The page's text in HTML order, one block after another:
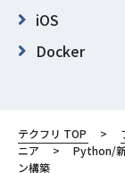
iOS
Docker
港区
テクフリ TOP
ニア
Python/新
ン構築